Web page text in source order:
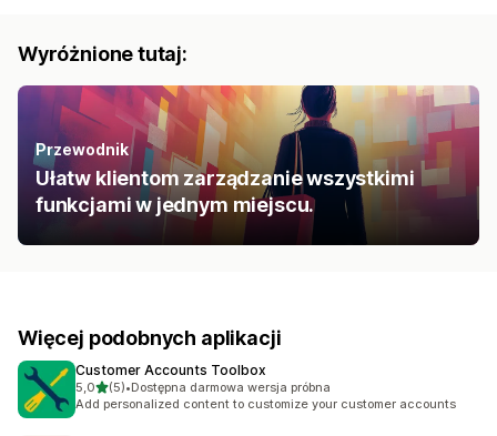
Wyróżnione tutaj:
Przewodnik
Ułatw klientom zarządzanie wszystkimi
funkcjami w jednym miejscu.
Więcej podobnych aplikacji
Customer Accounts Toolbox
5,0na 5 gwiazdek
(5)
Łączna liczba recenzji: 5
•Dostępna darmowa wersja próbna
Add personalized content to customize your customer accounts